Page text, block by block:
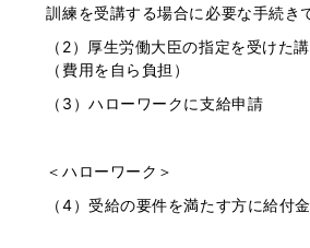
訓練を受講する場合に必要な手続き
（2）厚生労働大臣の指定を受けた
（費用を自ら負担）
（3）ハローワークに支給申請
＜ハローワーク＞
（4）受給の要件を満たす方に給付